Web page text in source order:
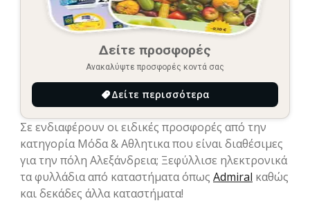
Δείτε προσφορές
Ανακαλύψτε προσφορές κοντά σας
Δείτε περισσότερα
Σε ενδιαφέρουν οι ειδικές προσφορές από την
κατηγορία Μόδα & Aθλητικα που είναι διαθέσιμες
για την πόλη Αλεξάνδρεια; Ξεφύλλισε ηλεκτρονικά
τα φυλλάδια από καταστήματα όπως Admiral καθώς
και δεκάδες άλλα καταστήματα!